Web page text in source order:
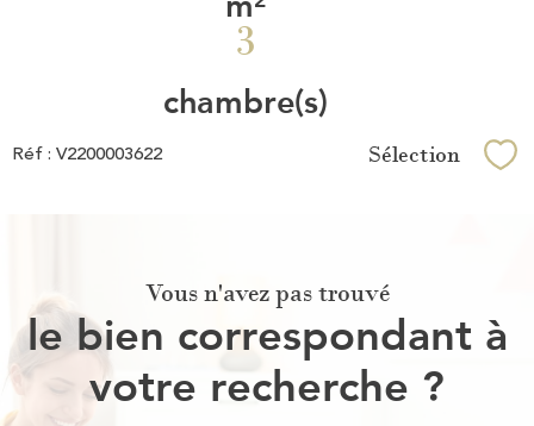
3
chambre(s)
Réf : V2200003622 Sélection
Vous n'avez pas trouvé
le bien correspondant à
votre recherche ?